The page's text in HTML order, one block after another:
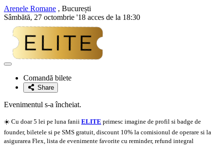
Arenele Romane , București
Sâmbătă, 27 octombrie '18 acces de la 18:30
Adaugă
favoriteComandă bilete
Share
Evenimentul s-a încheiat.
☀️ Cu doar 5 lei pe luna fanii ELITE primesc imagine de profil si badge de
founder, biletele si pe SMS gratuit, discount 10% la comisionul de operare si la
asigurarea Flex, lista de evenimente favorite cu reminder, refund integral